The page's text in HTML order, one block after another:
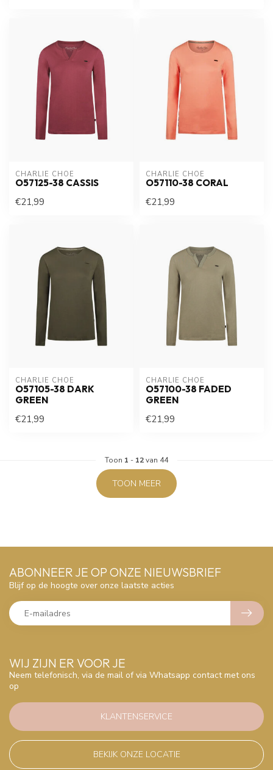
CHARLIE CHOE
O57125-38 CASSIS
€21,99
CHARLIE CHOE
O57110-38 CORAL
€21,99
CHARLIE CHOE
O57105-38 DARK
GREEN
€21,99
CHARLIE CHOE
O57100-38 FADED
GREEN
€21,99
Toon 1 - 12van 44
TOON MEER
WIJ ZIJN ER VOOR JE
Neem telefonisch, via de mail of via Whatsapp contact met ons
op
KLANTENSERVICE
BEKIJK ONZE LOCATIE
ABONNEER JE OP ONZE NIEUWSBRIEF
Blijf op de hoogte over onze laatste acties